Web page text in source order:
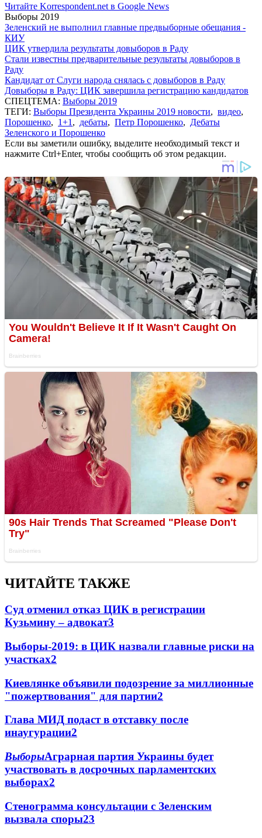
Читайте Korrespondent.net в Google News
Выборы 2019
Зеленский не выполнил главные предвыборные обещания -
КИУ
ЦИК утвердила результаты довыборов в Раду
Стали известны предварительные результаты довыборов в
Раду
Кандидат от Слуги народа снялась с довыборов в Раду
Довыборы в Раду: ЦИК завершила регистрацию кандидатов
СПЕЦТЕМА: Выборы 2019
ТЕГИ: Выборы Президента Украины 2019 новости, видео,
Порошенко, 1+1 , дебаты, Петр Порошенко, Дебаты
Зеленского и Порошенко
Если вы заметили ошибку, выделите необходимый текст и
нажмите Ctrl+Enter, чтобы сообщить об этом редакции.
ЧИТАЙТЕ ТАКЖЕ
Суд отменил отказ ЦИК в регистрации
Кузьмину – адвокат3
Выборы-2019: в ЦИК назвали главные риски на
участках2
Киевлянке объявили подозрение за миллионные
"пожертвования" для партии2
Глава МИД подаст в отставку после
инаугурации2
ВыборыАграрная партия Украины будет
участвовать в досрочных парламентских
выборах2
Стенограмма консультации с Зеленским
вызвала споры23